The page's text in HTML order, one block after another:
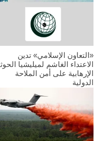
«التعاون الإسلامي» تدين
الاعتداء الغاشم لميليشيا
الإرهابية على أمن الملاحة
الدولية